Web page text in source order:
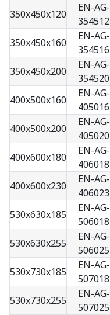
350x450x120
EN-AG-
354512
350x450x160
EN-AG-
354516
350x450x200
EN-AG-
354520
400x500x160
EN-AG-
405016
400x500x200
EN-AG-
405020
400x600x180
EN-AG-
406018
400x600x230
EN-AG-
406023
530x630x185
EN-AG-
506018
530x630x255
EN-AG-
506025
530x730x185
EN-AG-
507018
530x730x255
EN-AG-
507025